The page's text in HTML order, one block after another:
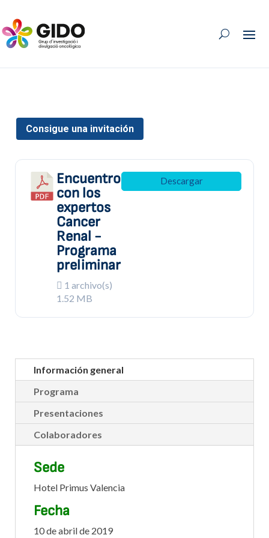
Consigue una invitación
Encuentro
con los
expertos
Cancer
Renal -
Programa
preliminar
1 archivo(s)
1.52 MB
Descargar
Información general
Programa
Presentaciones
Colaboradores
Sede
Hotel Primus Valencia
Fecha
10 de abril de 2019